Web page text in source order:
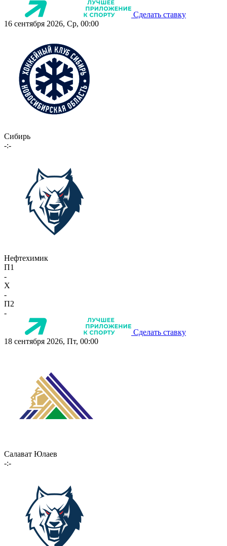
Сделать ставку
16 сентября 2026, Ср, 00:00
Сибирь
-:-
Нефтехимик
П1
-
X
-
П2
-
Сделать ставку
18 сентября 2026, Пт, 00:00
Салават Юлаев
-:-